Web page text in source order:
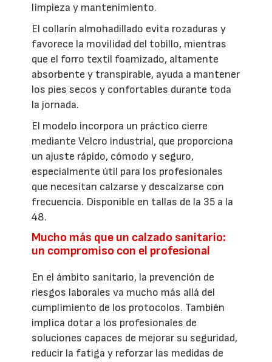
limpieza y mantenimiento.
El collarín almohadillado evita rozaduras y
favorece la movilidad del tobillo, mientras
que el forro textil foamizado, altamente
absorbente y transpirable, ayuda a mantener
los pies secos y confortables durante toda
la jornada.
El modelo incorpora un práctico cierre
mediante Velcro industrial, que proporciona
un ajuste rápido, cómodo y seguro,
especialmente útil para los profesionales
que necesitan calzarse y descalzarse con
frecuencia. Disponible en tallas de la 35 a la
48.
Mucho más que un calzado sanitario:
un compromiso con el profesional
En el ámbito sanitario, la prevención de
riesgos laborales va mucho más allá del
cumplimiento de los protocolos. También
implica dotar a los profesionales de
soluciones capaces de mejorar su seguridad,
reducir la fatiga y reforzar las medidas de